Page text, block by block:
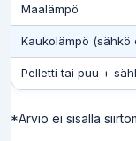
Maalämpö
Kaukolämpö (sähkö
Pelletti tai puu +
*Arvio ei sisällä